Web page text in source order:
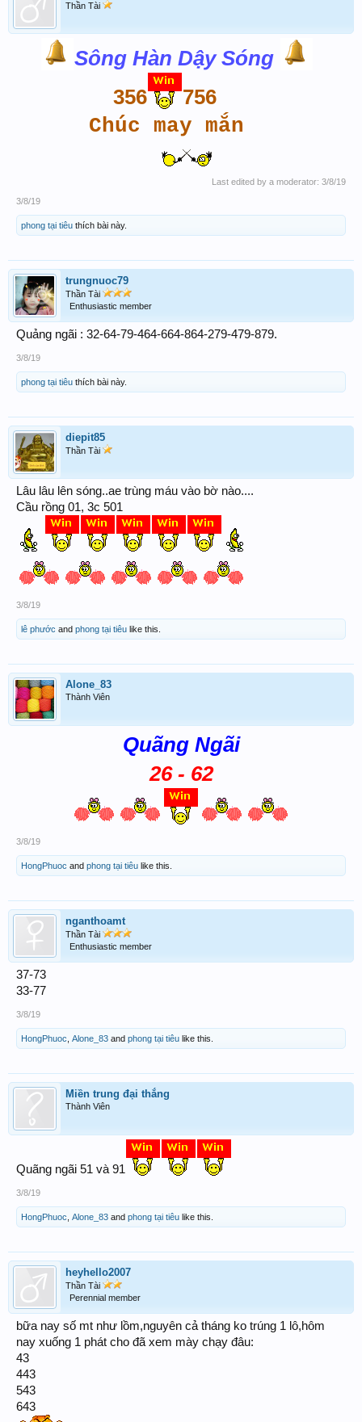
Thần Tài
Sông Hàn Dậy Sóng
356
756
Chúc may mắn
Last edited by a moderator: 3/8/19
3/8/19
phong tại tiêu thích bài này.
trungnuoc79
Thần Tài
Enthusiastic member
Quảng ngãi : 32-64-79-464-664-864-279-479-879.
3/8/19
phong tại tiêu thích bài này.
diepit85
Thần Tài
Lâu lâu lên sóng..ae trùng máu vào bờ nào....
Cầu rồng 01, 3c 501
3/8/19
lê phước and phong tại tiêu like this.
Alone_83
Thành Viên
Quãng Ngãi
26 - 62
3/8/19
HongPhuoc and phong tại tiêu like this.
nganthoamt
Thần Tài
Enthusiastic member
37-73
33-77
3/8/19
HongPhuoc Alone_83 and phong tại tiêu like this.
Miền trung đại thắng
Thành Viên
Quãng ngãi 51 và 91
3/8/19
HongPhuoc Alone_83 and phong tại tiêu like this.
heyhello2007
Thần Tài
Perennial member
bữa nay số mt như lồm,nguyên cả tháng ko trúng 1 lô,hôm
nay xuống 1 phát cho đã xem mày chạy đâu:
43
443
543
643